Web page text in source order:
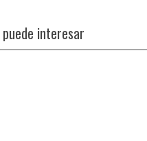
puede interesar